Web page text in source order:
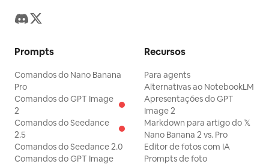
Prompts
Comandos do Nano Banana
Pro
Comandos do GPT Image
2
Comandos do Seedance
2.5
Comandos do Seedance 2.0
Comandos do GPT Image
Recursos
Para agents
Alternativas ao NotebookLM
Apresentações do GPT
Image 2
Markdown para artigo do 𝕏
Nano Banana 2 vs. Pro
Editor de fotos com IA
Prompts de foto